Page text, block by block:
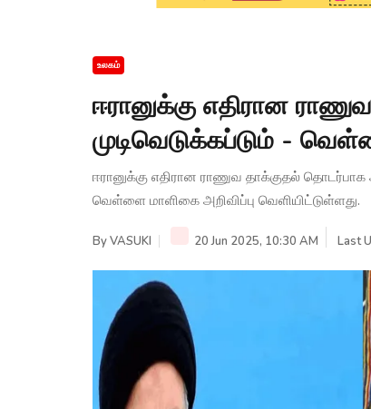
உலகம்
ஈரானுக்கு எதிரான
முடிவெடுக்கப்டும் -
ஈரானுக்கு எதிரான ராணுவ தாக்குதல்
வெள்ளை மாளிகை அறிவிப்பு வெளியிட்டுள்ளது.
ByVASUKI 20 Jun 2025, 10:30 AM Last